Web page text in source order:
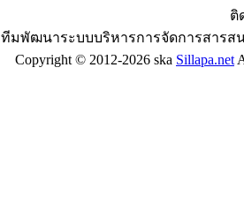
ติ
ทีมพัฒนาระบบบริหารการจัดการสารส
Copyright © 2012-2026 ska Sillapa.net